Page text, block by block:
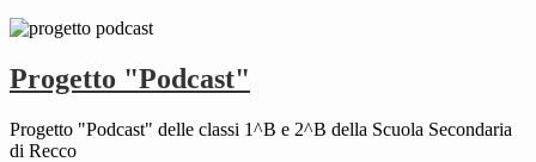
Progetto "Podcast"
Progetto "Podcast" delle classi 1^B e 2^B della Scuola Secondaria
di Recco